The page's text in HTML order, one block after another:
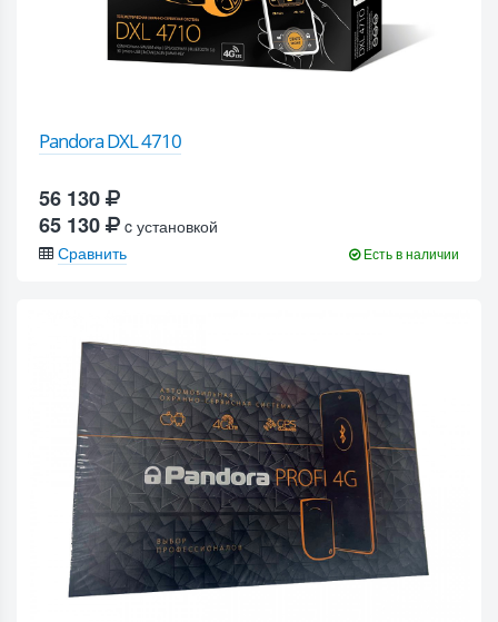
Pandora DXL 4710
56 130
65 130
c установкой
Сравнить
Есть в наличии